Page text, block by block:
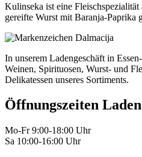
Kulinseka ist eine
gereifte Wurst mit Baranja-Paprika
In unserem Ladengeschäft in
Weinen, Spirituosen, Wurst- und
Delikatessen unseres Sortiments.
Öffnungszeiten Laden
Mo-Fr 9:00-18:00 Uhr
Sa 10:00-16:00 Uhr